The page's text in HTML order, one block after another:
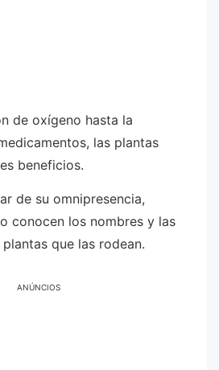
de oxígeno hasta la
las plantas
beneficios.
de su omnipresencia,
conocen los nombres y las
que las rodean.
ANÚNCIOS